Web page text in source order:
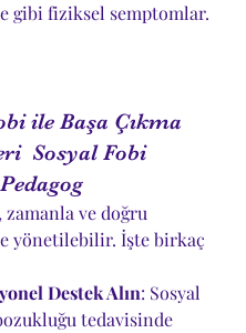
gibi fiziksel semptomlar.
ile Başa Çıkma
Sosyal Fobi
zamanla ve doğru
yönetilebilir. İşte birkaç
Destek Alın: Sosyal
tedavisinde